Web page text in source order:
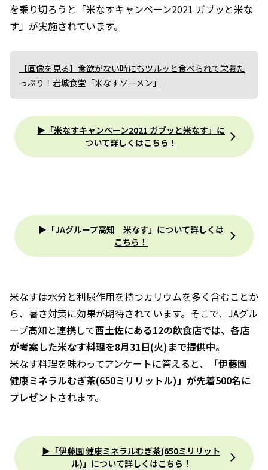
を乗り切ろうと 「米なすキャンペーン2021 ガブッと米な
す」 が実施されています。
【画像を見る】食欲がない時にもツルッと食べられて栄養た
っぷり！岩城食堂「米なすソーメン」
▶「米なすキャンペーン2021 ガブッと米なす」に
ついて詳しくはこちら！
▶「JAグループ高知 米なす」について詳しくは
こちら！
米なすは水分と利尿作用を持つカリウムを多く含むことか
ら、暑さ対策に効果が期待されています。そこで、JAグル
ープ高知と連携して西土佐にある12の飲食店では、各店
が考案した米なす料理を8月31日(火)まで提供中。
米なす料理を味わってアンケートに答えると、
「伊藤園
健康ミネラルむぎ茶(650ミリリットル)」が先着500名に
プレゼントされます。
▶「伊藤園 健康ミネラルむぎ茶(650ミリリット
ル)」について詳しくはこちら！